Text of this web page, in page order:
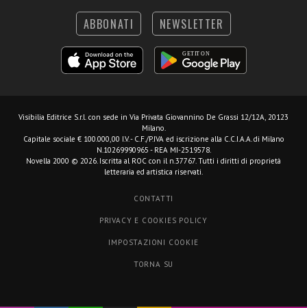
ABBONATI NEWSLETTER
Visibilia Editrice S.r.l. con sede in Via Privata Giovannino De Grassi 12/12A, 20123
Milano.
Capitale sociale € 100.000,00 I.V. - C.F./P.IVA ed iscrizione alla C.C.I.A.A. di Milano
N.10269990965 - REA MI-2519578.
Novella 2000 © 2026. Iscritta al ROC con il n.37767. Tutti i diritti di proprietà
letteraria ed artistica riservati.
CONTATTI
PRIVACY E COOKIES POLICY
IMPOSTAZIONI COOKIE
TORNA SU